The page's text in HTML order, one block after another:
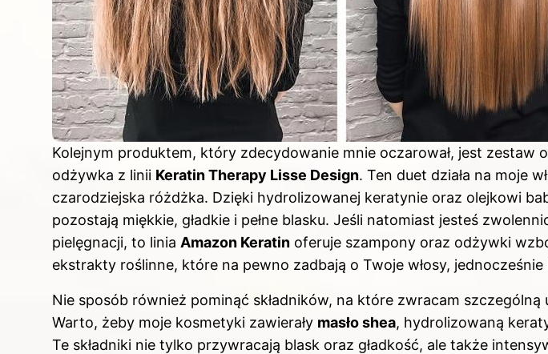
Kolejnym produktem, który zdecydowanie mnie oczarował, jest zestaw
odżywka z linii Keratin Therapy Lisse Design. Ten duet działa na moje
czarodziejska różdżka. Dzięki hydrolizowanej keratynie oraz olejkowi
pozostają miękkie, gładkie i pełne blasku. Jeśli natomiast jesteś
pielęgnacji, to linia Amazon Keratin oferuje szampony oraz odżywki
ekstrakty roślinne, które na pewno zadbają o Twoje włosy,
Nie sposób również pominąć składników, na które zwracam szczególną
Warto, żeby moje kosmetyki zawierały masło shea, hydrolizowaną
Te składniki nie tylko przywracają blask oraz gładkość, ale także